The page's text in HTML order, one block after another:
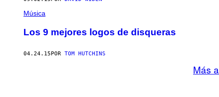
Música
Los 9 mejores logos de disqueras
04.24.15 POR TOM HUTCHINS
Más